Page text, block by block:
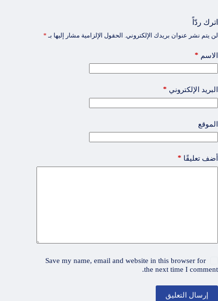
اترك ردّاً
لن يتم نشر عنوان بريدك الإلكتروني. الحقول الإلزامية مشار إليها بـ *
الاسم *
البريد الإلكتروني *
الموقع
أضف تعليقًا *
Save my name, email and website in this browser for
the next time I comment.
إرسال التعليق